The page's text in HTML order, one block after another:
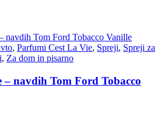
, Parfumi Cest La Vie, Spreji, Spreji za
, Za dom in pisarno
– navdih Tom Ford Tobacco